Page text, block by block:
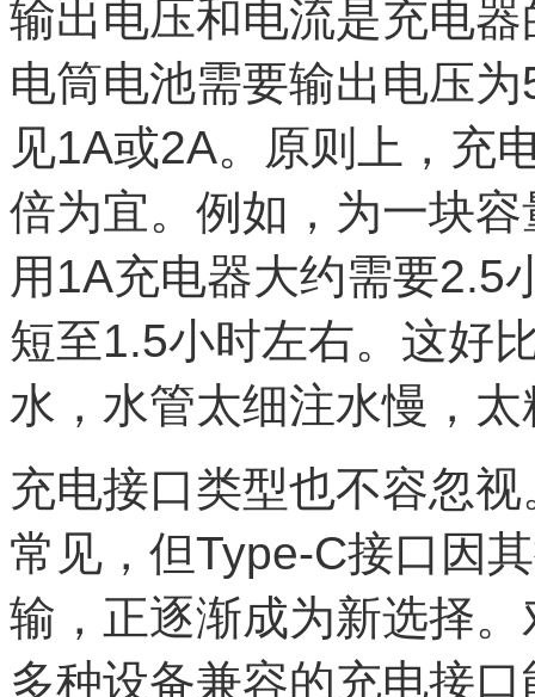
输出电压和电流是充电
电筒电池需要输出电压
见1A或2A。原则上，充
倍为宜。例如，为一块
用1A充电器大约需要2.5
短至1.5小时左右。这好
水，水管太细注水慢，
充电接口类型也不容忽
常见，但Type-C接口因
输，正逐渐成为新选择
多种设备兼容的充电接